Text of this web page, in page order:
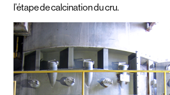
l’étape de calcination du cru.